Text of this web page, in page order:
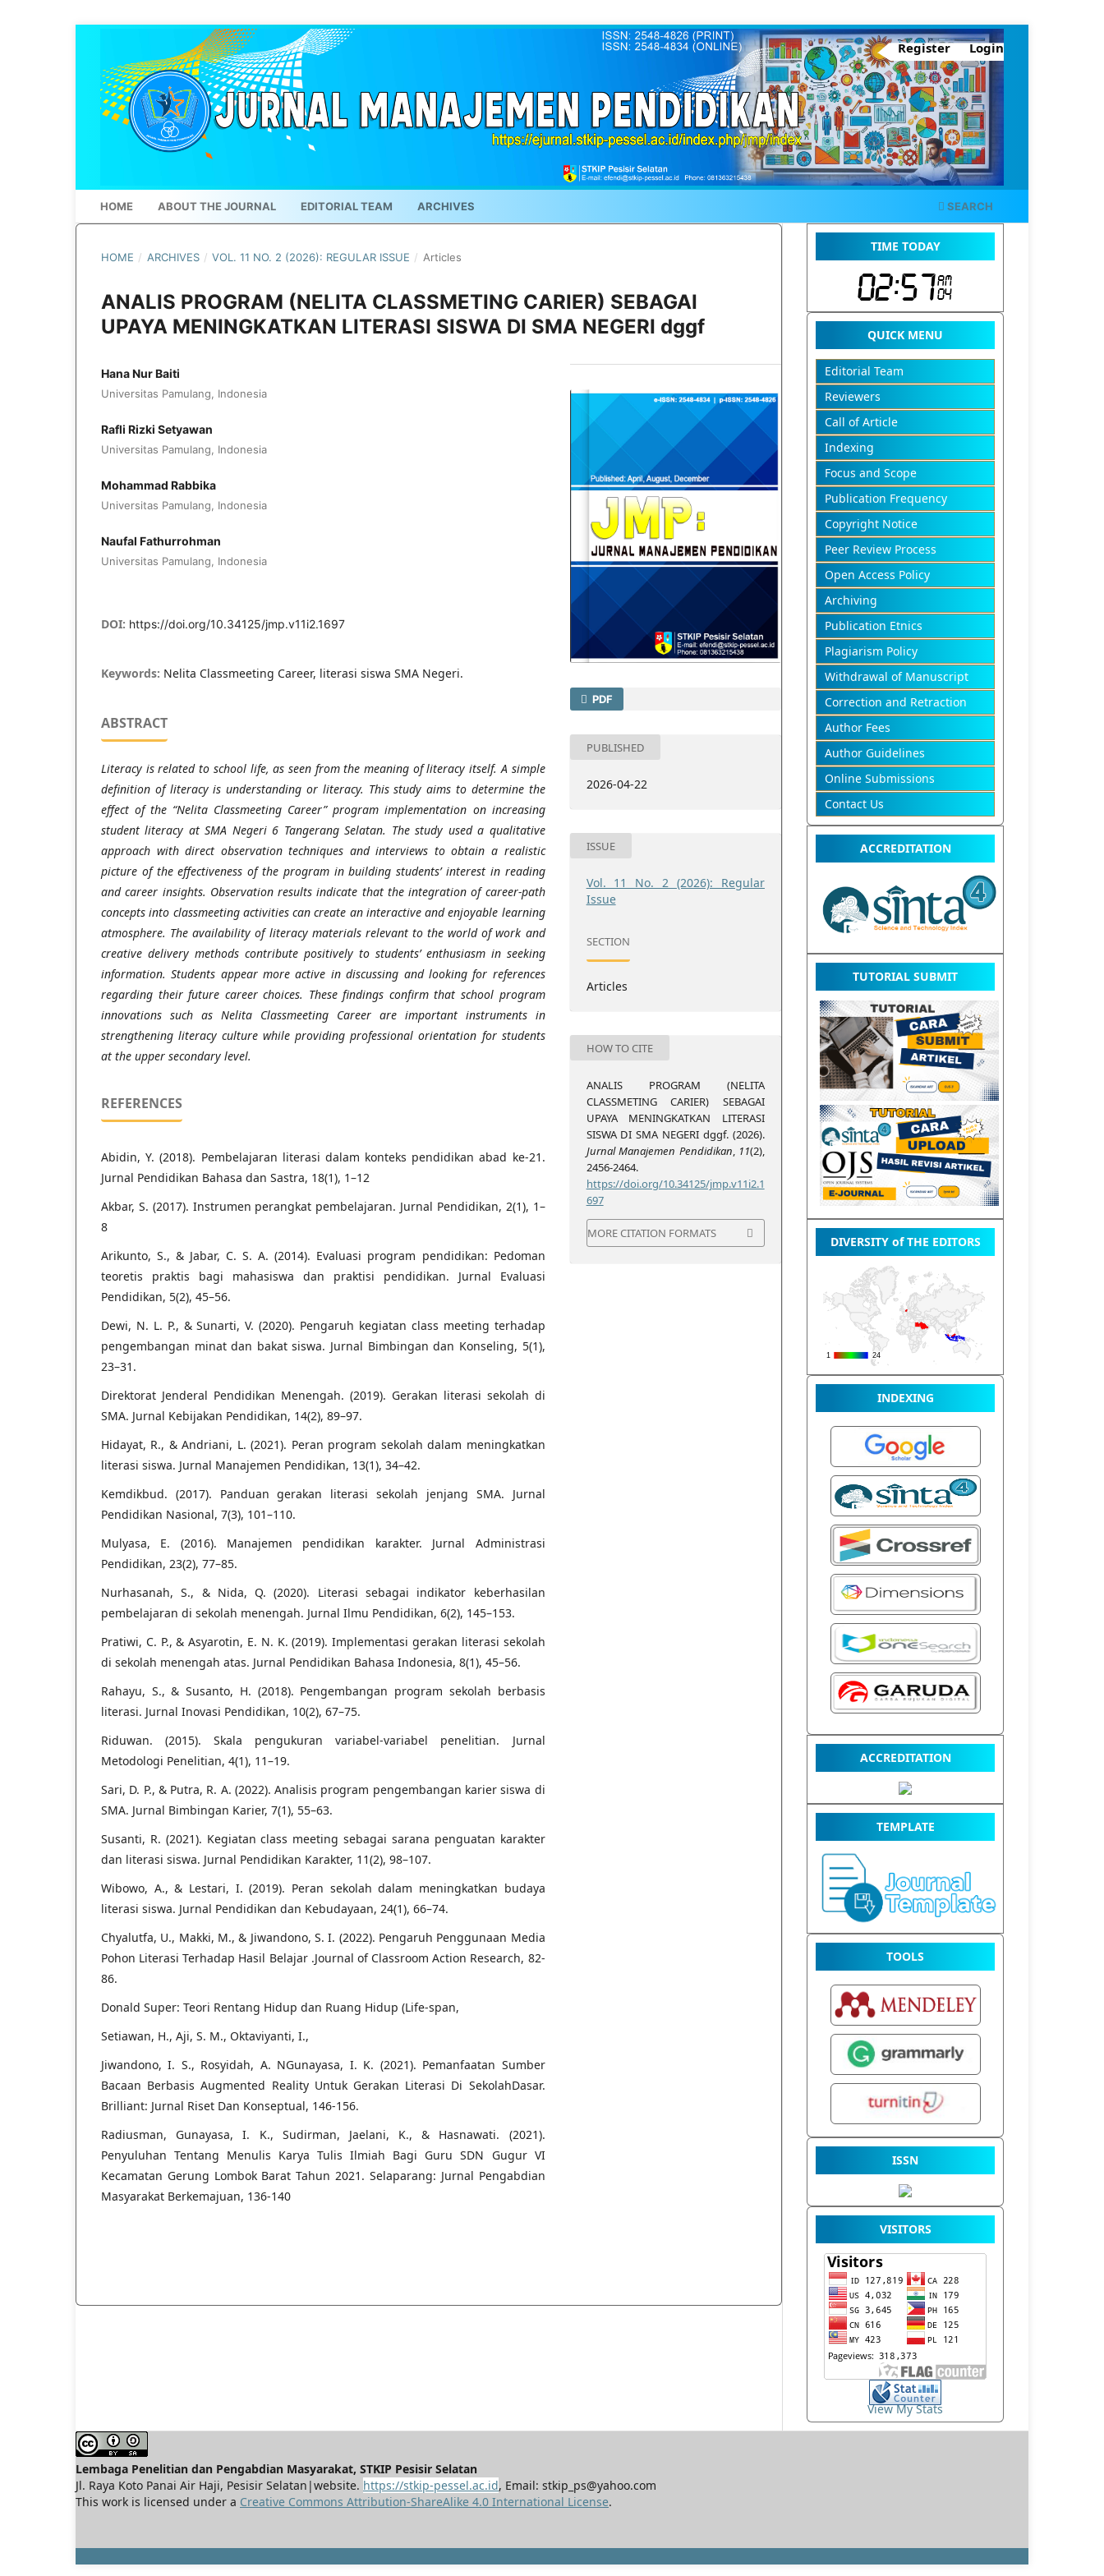
HOME ABOUT THE JOURNAL EDITORIAL TEAM ARCHIVES SEARCH
Register Login
HOME / ARCHIVES / VOL. 11 NO. 2 (2026): REGULAR ISSUE / Articles
ANALIS PROGRAM (NELITA CLASSMETING CARIER) SEBAGAI
UPAYA MENINGKATKAN LITERASI SISWA DI SMA NEGERI dggf
Hana Nur Baiti
Universitas Pamulang, Indonesia
Rafli Rizki Setyawan
Universitas Pamulang, Indonesia
Mohammad Rabbika
Universitas Pamulang, Indonesia
Naufal Fathurrohman
Universitas Pamulang, Indonesia
DOI: https://doi.org/10.34125/jmp.v11i2.1697
Keywords: Nelita Classmeeting Career, literasi siswa SMA Negeri.
ABSTRACT
Literacy is related to school life, as seen from the meaning of literacy itself. A simple
definition of literacy is understanding or literacy. This study aims to determine the
effect of the “Nelita Classmeeting Career” program implementation on increasing
student literacy at SMA Negeri 6 Tangerang Selatan. The study used a qualitative
approach with direct observation techniques and interviews to obtain a realistic
picture of the effectiveness of the program in building students’ interest in reading
and career insights. Observation results indicate that the integration of career-path
concepts into classmeeting activities can create an interactive and enjoyable learning
atmosphere. The availability of literacy materials relevant to the world of work and
creative delivery methods contribute positively to students’ enthusiasm in seeking
information. Students appear more active in discussing and looking for references
regarding their future career choices. These findings confirm that school program
innovations such as Nelita Classmeeting Career are important instruments in
strengthening literacy culture while providing professional orientation for students
at the upper secondary level.
REFERENCES
Abidin, Y. (2018). Pembelajaran literasi dalam konteks pendidikan abad ke-21.
Jurnal Pendidikan Bahasa dan Sastra, 18(1), 1–12
Akbar, S. (2017). Instrumen perangkat pembelajaran. Jurnal Pendidikan, 2(1), 1–
8
Arikunto, S., & Jabar, C. S. A. (2014). Evaluasi program pendidikan: Pedoman
teoretis praktis bagi mahasiswa dan praktisi pendidikan. Jurnal Evaluasi
Pendidikan, 5(2), 45–56.
Dewi, N. L. P., & Sunarti, V. (2020). Pengaruh kegiatan class meeting terhadap
pengembangan minat dan bakat siswa. Jurnal Bimbingan dan Konseling, 5(1),
23–31.
Direktorat Jenderal Pendidikan Menengah. (2019). Gerakan literasi sekolah di
SMA. Jurnal Kebijakan Pendidikan, 14(2), 89–97.
Hidayat, R., & Andriani, L. (2021). Peran program sekolah dalam meningkatkan
literasi siswa. Jurnal Manajemen Pendidikan, 13(1), 34–42.
Kemdikbud. (2017). Panduan gerakan literasi sekolah jenjang SMA. Jurnal
Pendidikan Nasional, 7(3), 101–110.
Mulyasa, E. (2016). Manajemen pendidikan karakter. Jurnal Administrasi
Pendidikan, 23(2), 77–85.
Nurhasanah, S., & Nida, Q. (2020). Literasi sebagai indikator keberhasilan
pembelajaran di sekolah menengah. Jurnal Ilmu Pendidikan, 6(2), 145–153.
Pratiwi, C. P., & Asyarotin, E. N. K. (2019). Implementasi gerakan literasi sekolah
di sekolah menengah atas. Jurnal Pendidikan Bahasa Indonesia, 8(1), 45–56.
Rahayu, S., & Susanto, H. (2018). Pengembangan program sekolah berbasis
literasi. Jurnal Inovasi Pendidikan, 10(2), 67–75.
Riduwan. (2015). Skala pengukuran variabel-variabel penelitian. Jurnal
Metodologi Penelitian, 4(1), 11–19.
Sari, D. P., & Putra, R. A. (2022). Analisis program pengembangan karier siswa di
SMA. Jurnal Bimbingan Karier, 7(1), 55–63.
Susanti, R. (2021). Kegiatan class meeting sebagai sarana penguatan karakter
dan literasi siswa. Jurnal Pendidikan Karakter, 11(2), 98–107.
Wibowo, A., & Lestari, I. (2019). Peran sekolah dalam meningkatkan budaya
literasi siswa. Jurnal Pendidikan dan Kebudayaan, 24(1), 66–74.
Chyalutfa, U., Makki, M., & Jiwandono, S. I. (2022). Pengaruh Penggunaan Media
Pohon Literasi Terhadap Hasil Belajar .Journal of Classroom Action Research, 82-
86.
Donald Super: Teori Rentang Hidup dan Ruang Hidup (Life-span,
Setiawan, H., Aji, S. M., Oktaviyanti, I.,
Jiwandono, I. S., Rosyidah, A. NGunayasa, I. K. (2021). Pemanfaatan Sumber
Bacaan Berbasis Augmented Reality Untuk Gerakan Literasi Di SekolahDasar.
Brilliant: Jurnal Riset Dan Konseptual, 146-156.
Radiusman, Gunayasa, I. K., Sudirman, Jaelani, K., & Hasnawati. (2021).
Penyuluhan Tentang Menulis Karya Tulis Ilmiah Bagi Guru SDN Gugur VI
Kecamatan Gerung Lombok Barat Tahun 2021. Selaparang: Jurnal Pengabdian
Masyarakat Berkemajuan, 136-140
PDF
PUBLISHED
2026-04-22
ISSUE
Vol. 11 No. 2 (2026): Regular
Issue
SECTION
Articles
HOW TO CITE
ANALIS PROGRAM (NELITA
CLASSMETING CARIER) SEBAGAI
UPAYA MENINGKATKAN LITERASI
SISWA DI SMA NEGERI dggf. (2026).
Jurnal Manajemen Pendidikan, 11(2),
2456-2464.
https://doi.org/10.34125/jmp.v11i2.1
697
MORE CITATION FORMATS
TIME TODAY
QUICK MENU
Editorial Team
Reviewers
Call of Article
Indexing
Focus and Scope
Publication Frequency
Copyright Notice
Peer Review Process
Open Access Policy
Archiving
Publication Etnics
Plagiarism Policy
Withdrawal of Manuscript
Correction and Retraction
Author Fees
Author Guidelines
Online Submissions
Contact Us
ACCREDITATION
TUTORIAL SUBMIT
DIVERSITY of THE EDITORS
INDEXING
ACCREDITATION
TEMPLATE
TOOLS
ISSN
VISITORS
View My Stats
Lembaga Penelitian dan Pengabdian Masyarakat, STKIP Pesisir Selatan
Jl. Raya Koto Panai Air Haji, Pesisir Selatan|website. https://stkip-pessel.ac.id, Email: stkip_ps@yahoo.com
This work is licensed under a Creative Commons Attribution-ShareAlike 4.0 International License.